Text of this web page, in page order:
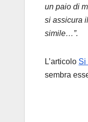
un paio di
si assicura
simile…”.
L’articolo Si
sembra